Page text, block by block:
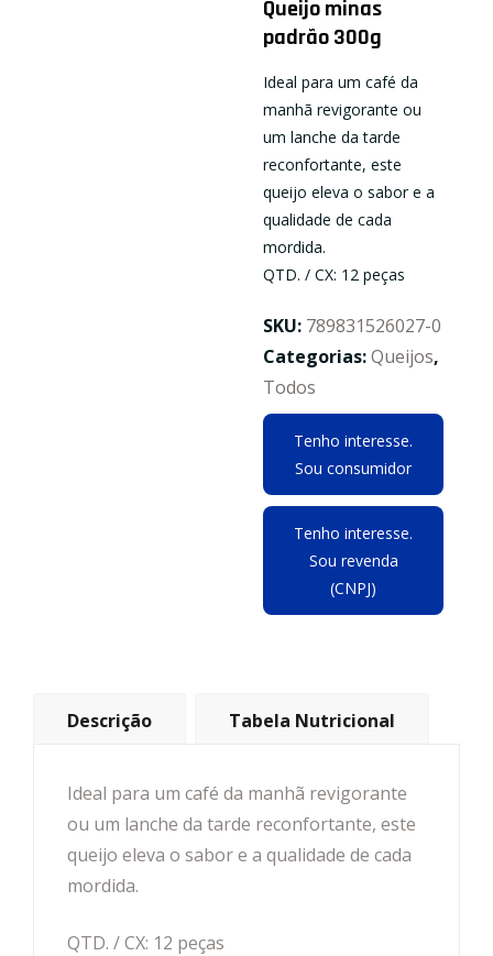
Queijo minas
padrão 300g
Ideal para um café da
manhã revigorante ou
um lanche da tarde
reconfortante, este
queijo eleva o sabor e a
qualidade de cada
mordida.
QTD. / CX: 12 peças
SKU: 789831526027-0
Categorias:Queijos,
Todos
Tenho interesse.
Sou consumidor
Tenho interesse.
Sou revenda
(CNPJ)
Descrição Tabela Nutricional
Ideal para um café da manhã revigorante
ou um lanche da tarde reconfortante, este
queijo eleva o sabor e a qualidade de cada
mordida.
QTD. / CX: 12 peças